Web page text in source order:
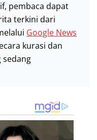
pembaca dapat
terkini dari
Google News
kurasi dan
sedang